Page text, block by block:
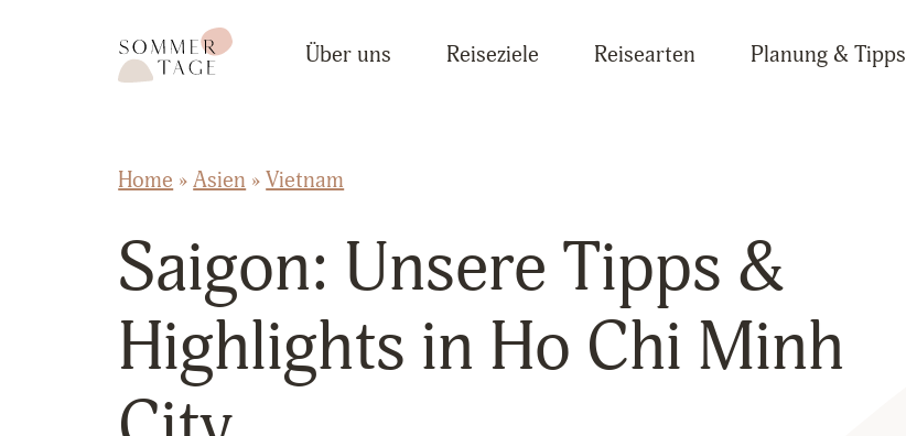
Sommertage - Der Reiseblog aus Österreich
Über uns Reiseziele Reisearten Planung & Tipps
Home »Asien »Vietnam
Saigon: Unsere Tipps &
Highlights in Ho Chi Minh